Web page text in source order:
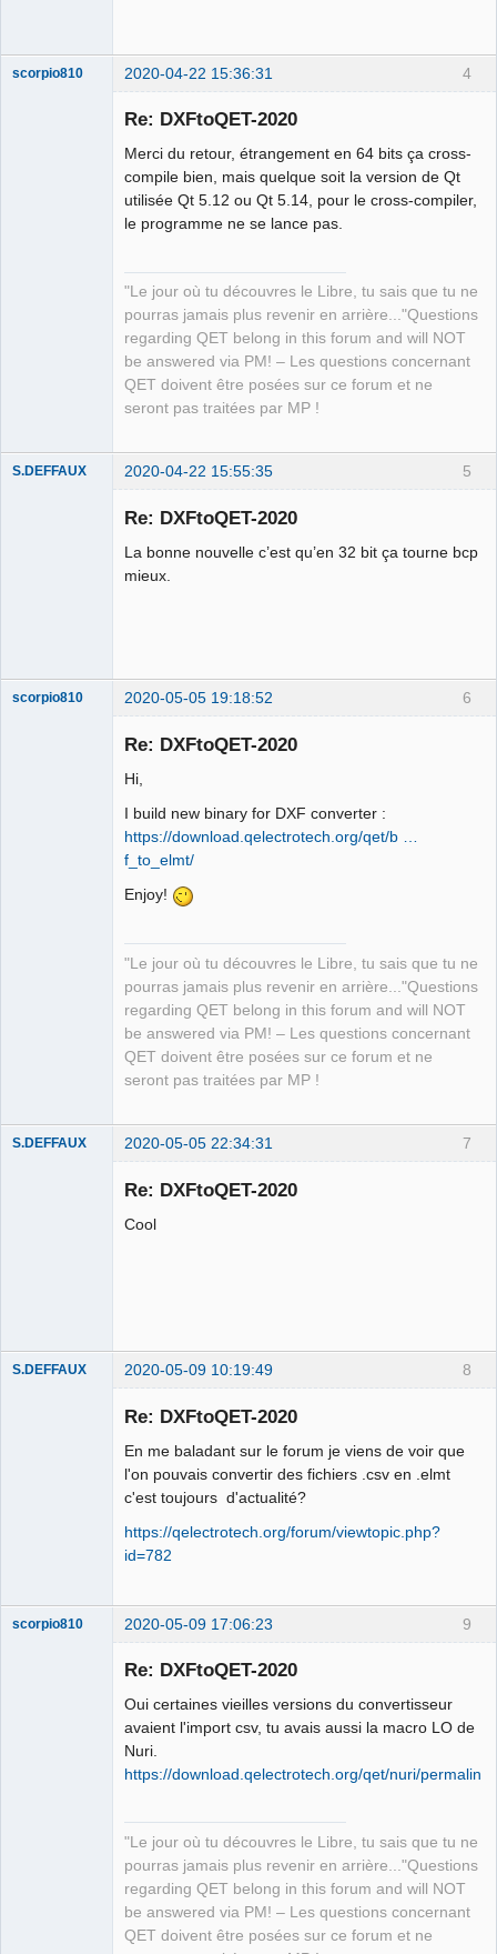
4
scorpio810 2020-04-22 15:36:31
Re: DXFtoQET-2020
Merci du retour, étrangement en 64 bits ça cross-
compile bien, mais quelque soit la version de Qt
utilisée Qt 5.12 ou Qt 5.14, pour le cross-compiler,
le programme ne se lance pas.
"Le jour où tu découvres le Libre, tu sais que tu ne
pourras jamais plus revenir en arrière..."Questions
regarding QET belong in this forum and will NOT
be answered via PM! – Les questions concernant
QET doivent être posées sur ce forum et ne
seront pas traitées par MP !
5
S.DEFFAUX 2020-04-22 15:55:35
Re: DXFtoQET-2020
La bonne nouvelle c’est qu’en 32 bit ça tourne bcp
mieux.
6
scorpio810 2020-05-05 19:18:52
Re: DXFtoQET-2020
Hi,
I build new binary for DXF converter :
https://download.qelectrotech.org/qet/b …
f_to_elmt/
Enjoy!
"Le jour où tu découvres le Libre, tu sais que tu ne
pourras jamais plus revenir en arrière..."Questions
regarding QET belong in this forum and will NOT
be answered via PM! – Les questions concernant
QET doivent être posées sur ce forum et ne
seront pas traitées par MP !
7
S.DEFFAUX 2020-05-05 22:34:31
Re: DXFtoQET-2020
Cool
8
S.DEFFAUX 2020-05-09 10:19:49
Re: DXFtoQET-2020
En me baladant sur le forum je viens de voir que
l'on pouvais convertir des fichiers .csv en .elmt
c'est toujours d'actualité?
https://qelectrotech.org/forum/viewtopic.php?
id=782
9
scorpio810 2020-05-09 17:06:23
Re: DXFtoQET-2020
Oui certaines vieilles versions du convertisseur
avaient l'import csv, tu avais aussi la macro LO de
Nuri.
https://download.qelectrotech.org/qet/nuri/
"Le jour où tu découvres le Libre, tu sais que tu ne
pourras jamais plus revenir en arrière..."Questions
regarding QET belong in this forum and will NOT
be answered via PM! – Les questions concernant
QET doivent être posées sur ce forum et ne